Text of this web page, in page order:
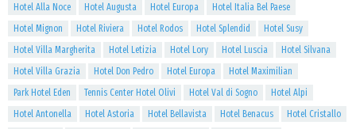
Hotel Alla Noce
Hotel Augusta Hotel Europa
Hotel Italia Bel Paese
Hotel Mignon
Hotel Riviera Hotel Rodos Hotel Splendid
Hotel Susy
Hotel Villa Margherita
Hotel Letizia Hotel Lory Hotel Luscia
Hotel Silvana
Hotel Villa Grazia
Hotel Don Pedro Hotel Europa
Hotel Maximilian
Park Hotel Eden
Tennis Center Hotel Olivi Hotel Val di Sogno
Hotel Alpi
Hotel Antonella
Hotel Astoria Hotel Bellavista Hotel Benacus
Hotel Cristallo